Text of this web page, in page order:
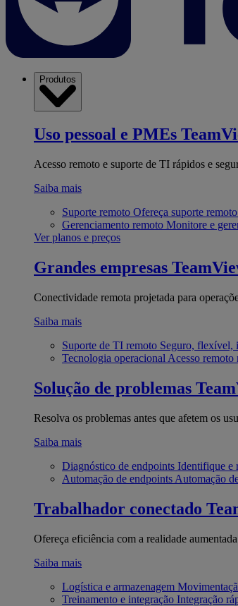
Produtos
Uso pessoal e PMEs
Acesso remoto e suporte de TI rápidos e
Saiba mais
Suporte remoto Ofereça suporte
Gerenciamento remoto Monitore e
Ver planos e preços
Grandes empresas
Conectividade remota projetada para
Saiba mais
Suporte de TI remoto Seguro, flexível,
Tecnologia operacional Acesso remoto
Solução de problemas
Resolva os problemas antes que afetem os
Saiba mais
Diagnóstico de endpoints Identifique e
Automação de endpoints Automação
Trabalhador conectado
Ofereça eficiência com a realidade
Saiba mais
Logística e armazenagem
Treinamento e integração Integração